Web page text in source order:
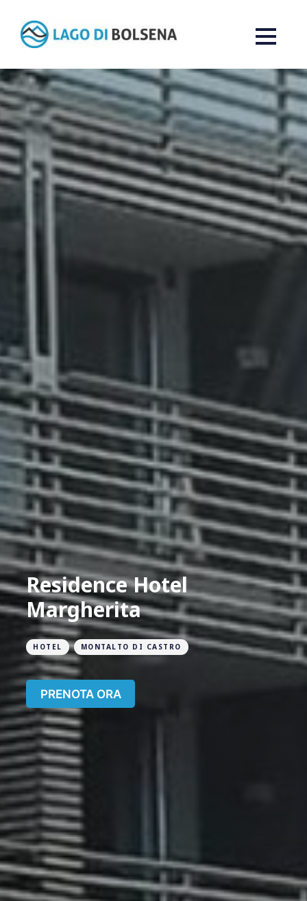
Residence Hotel
Margherita
HOTEL MONTALTO DI CASTRO
PRENOTA ORA